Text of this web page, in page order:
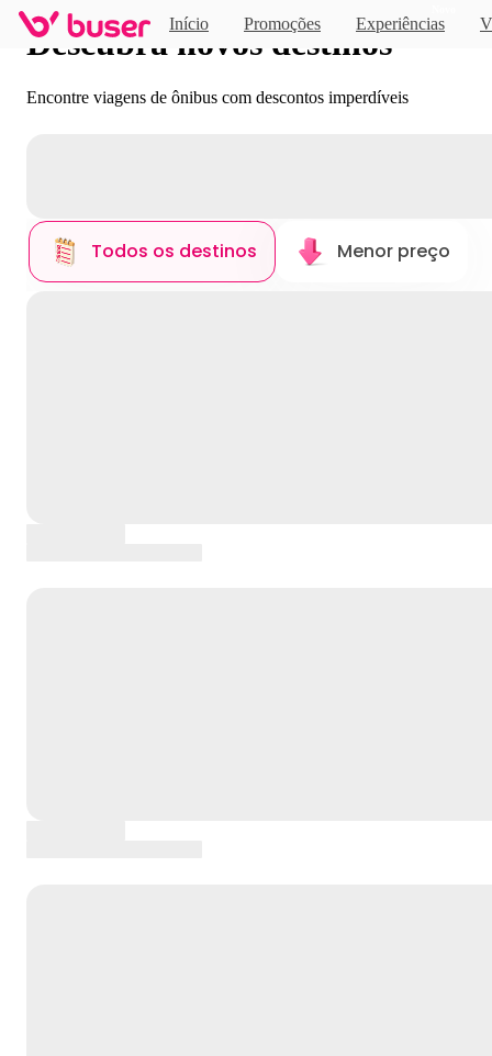
Início Promoções Experiências
Descubra novos destinos
Encontre viagens de ônibus com descontos imperdíveis
Todos os destinos Menor preço